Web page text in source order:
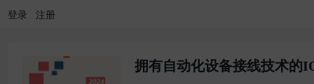
登录 注册
拥有自动化设备接线技术的